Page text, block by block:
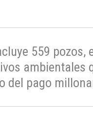
559 pozos,
ambientales
del pago